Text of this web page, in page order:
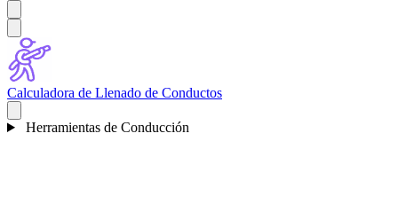
Calculadora de Llenado de Conductos
Herramientas de Conducción